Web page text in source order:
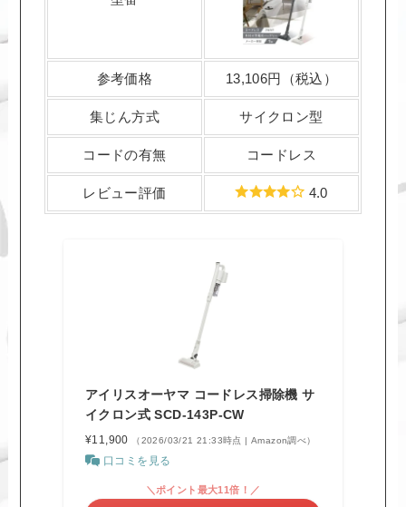
参考価格 13,106円（税込）
集じん方式 サイクロン型
コードの有無 コードレス
レビュー評価 4.0
アイリスオーヤマ コードレス掃除機 サ
イクロン式 SCD-143P-CW
¥11,900 （2026/03/21 21:33時点 | Amazon調べ）
口コミを見る
＼ポイント最大11倍！／